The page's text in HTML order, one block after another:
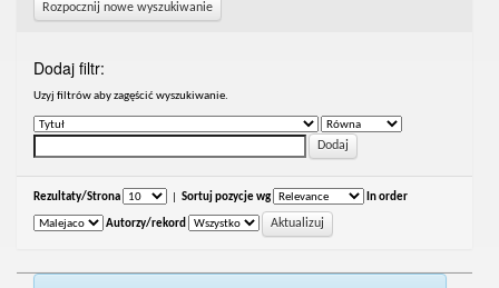
Rozpocznij nowe wyszukiwanie
Dodaj filtr:
Uzyj filtrów aby zagęścić wyszukiwanie.
Rezultaty/Strona Sortuj pozycje wg In order
Autorzy/rekord